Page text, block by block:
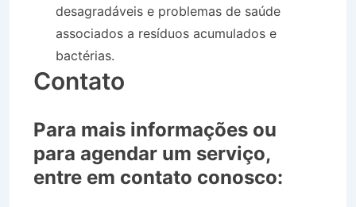
desagradáveis e problemas de saúde
associados a resíduos acumulados e
bactérias.
Contato
Para mais informações ou
para agendar um serviço,
entre em contato conosco: